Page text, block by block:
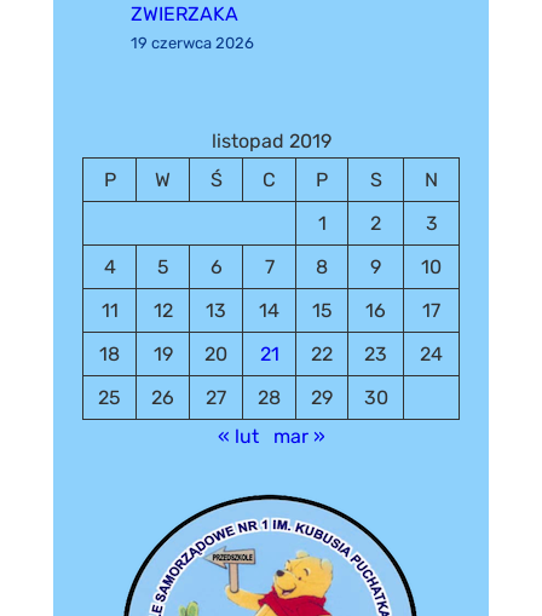
ZWIERZAKA
19 czerwca 2026
listopad 2019
P
W Ś C P S
N
1
2
3
4
5 6 7 8 9
10
11
12 13 14 15 16
17
18
19 20 21 22 23
24
25
26 27 28 29
30
« lut
mar »